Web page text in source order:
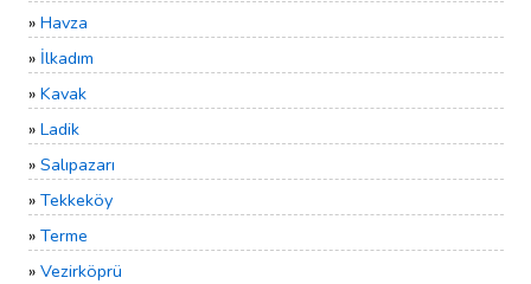
» Havza
» İlkadım
» Kavak
» Ladik
» Salıpazarı
» Tekkeköy
» Terme
» Vezirköprü